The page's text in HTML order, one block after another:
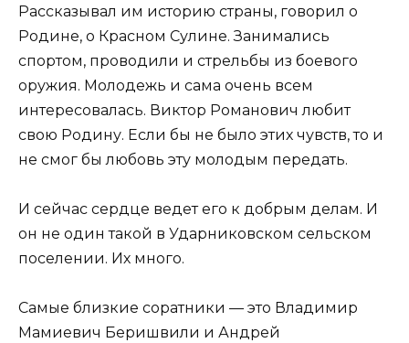
Рассказывал им историю страны, говорил о
Родине, о Красном Сулине. Занимались
спортом, проводили и стрельбы из боевого
оружия. Молодежь и сама очень всем
интересовалась. Виктор Романович любит
свою Родину. Если бы не было этих чувств, то и
не смог бы любовь эту молодым передать.
И сейчас сердце ведет его к добрым делам. И
он не один такой в Ударниковском сельском
поселении. Их много.
Самые близкие соратники — это Владимир
Мамиевич Беришвили и Андрей